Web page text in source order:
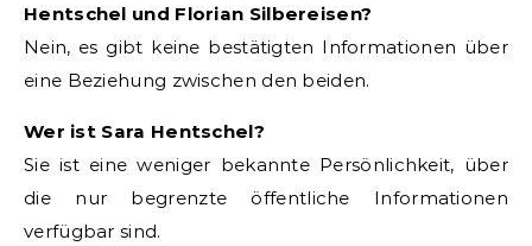
Hentschel und Florian Silbereisen?
Nein, es gibt keine bestätigten Informationen über
eine Beziehung zwischen den beiden.
Wer ist Sara Hentschel?
Sie ist eine weniger bekannte Persönlichkeit, über
die nur begrenzte öffentliche Informationen
verfügbar sind.